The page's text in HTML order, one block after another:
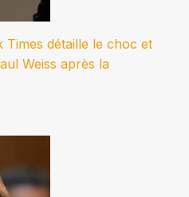
détaille le choc et
Weiss après la